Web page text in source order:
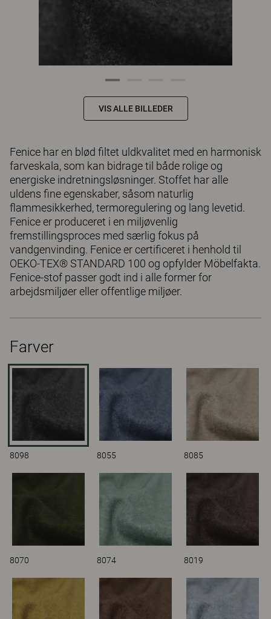
VIS ALLE BILLEDER
Fenice har en blød filtet uldkvalitet med en harmonisk
farveskala, som kan bidrage til både rolige og
energiske indretningsløsninger. Stoffet har alle
uldens fine egenskaber, såsom naturlig
flammesikkerhed, termoregulering og lang levetid.
Fenice er produceret i en miljøvenlig
fremstillingsproces med særlig fokus på
vandgenvinding. Fenice er certificeret i henhold til
OEKO-TEX® STANDARD 100 og opfylder Möbelfakta.
Fenice-stof passer godt ind i alle former for
arbejdsmiljøer eller offentlige miljøer.
Farver
8098 8055 8085
8070 8074 8019